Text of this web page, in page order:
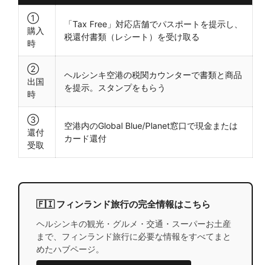
①
購入
時
「Tax Free」対応店舗でパスポートを提示し、
税還付書類（レシート）を受け取る
②
出国
時
ヘルシンキ空港の税関カウンターで書類と商品
を提示。スタンプをもらう
③
還付
受取
空港内のGlobal Blue/Planet窓口で現金または
カード還付
🇫🇮 フィンランド旅行の完全情報はこちら
ヘルシンキの観光・グルメ・交通・スーパーお土産
まで、フィンランド旅行に必要な情報をすべてまと
めたハブページ。